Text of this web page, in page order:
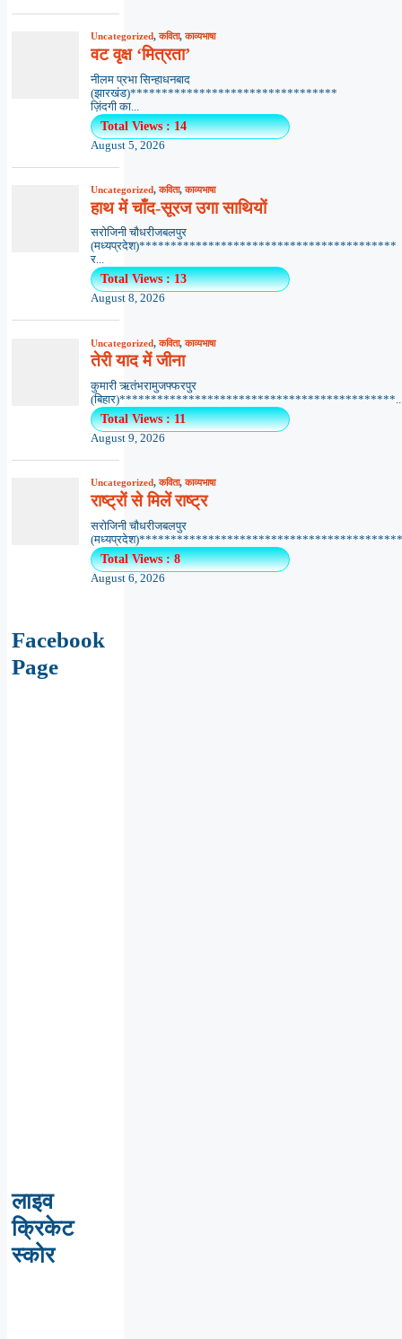
Uncategorized,कविता,काव्यभाषा
वट वृक्ष ‘मित्रता’
नीलम प्रभा सिन्हाधनबाद
(झारखंड)*********************************
ज़िंदगी का...
Total Views : 14
August 5, 2026
Uncategorized,कविता,काव्यभाषा
हाथ में चाँद-सूरज उगा साथियों
सरोजिनी चौधरीजबलपुर
(मध्यप्रदेश)*****************************************
र...
Total Views : 13
August 8, 2026
Uncategorized,कविता,काव्यभाषा
तेरी याद में जीना
कुमारी ऋतंभरामुजफ्फरपुर
Total Views : 11
August 9, 2026
Uncategorized,कविता,काव्यभाषा
राष्ट्रों से मिलें राष्ट्र
सरोजिनी चौधरीजबलपुर
Total Views : 8
August 6, 2026
Facebook
Page
लाइव
क्रिकेट
स्कोर